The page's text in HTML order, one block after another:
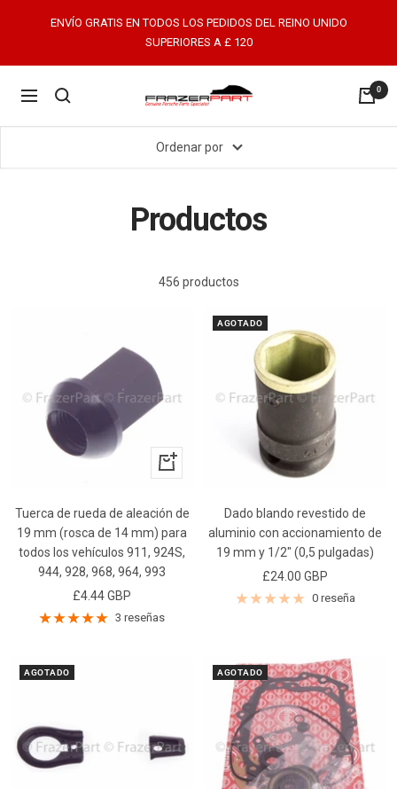
ENVÍO GRATIS EN TODOS LOS PEDIDOS DEL REINO UNIDO
SUPERIORES A £ 120
Navigación
FrazerPart
0
Ordenar por
Productos
456 productos
+
Añadir
Tuerca de rueda de aleación de
19 mm (rosca de 14 mm) para
todos los vehículos 911, 924S,
944, 928, 968, 964, 993
Precio
de
£4.44 GBP
3 reseñas
AGOTADO
Dado blando revestido de
aluminio con accionamiento de
19 mm y 1/2" (0,5 pulgadas)
Precio
de
£24.00 GBP
0 reseña
AGOTADO AGOTADO